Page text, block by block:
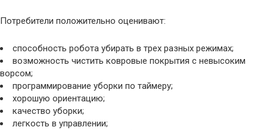
Потребители положительно оценивают:
способность робота убирать в трех разных режимах;
возможность чистить ковровые покрытия с невысоким
ворсом;
программирование уборки по таймеру;
хорошую ориентацию;
качество уборки;
легкость в управлении;